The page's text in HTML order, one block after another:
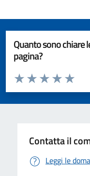
Quanto sono chiare
pagina?
Valuta da 1 a 5 stelle la
Valuta
Valuta 4
Valuta 3 stelle
Valuta 2 stelle su 5
Valuta 1 stelle su 5
Contatta il
Leggi le